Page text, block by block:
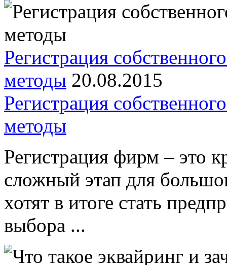
Регистрация
методы 20.08.2015
Регистрация
методы
Регистрация фирм – это
сложный этап для
хотят в итоге стать
выбора ...